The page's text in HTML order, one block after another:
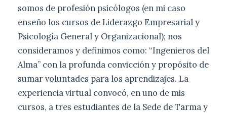
somos de profesión psicólogos (en mi caso
enseño los cursos de Liderazgo Empresarial y
Psicología General y Organizacional); nos
consideramos y definimos como: “Ingenieros del
Alma” con la profunda convicción y propósito de
sumar voluntades para los aprendizajes. La
experiencia virtual convocó, en uno de mis
cursos, a tres estudiantes de la Sede de Tarma y